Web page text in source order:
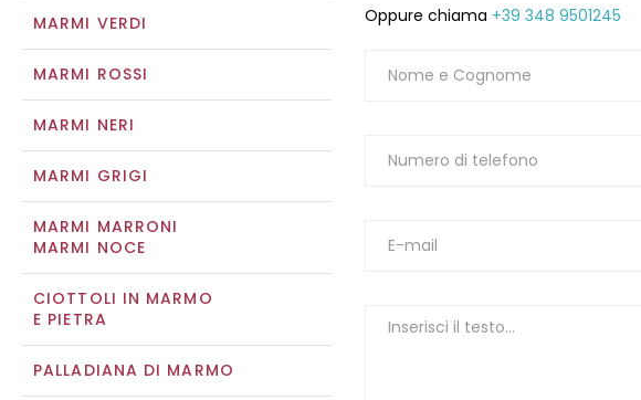
MARMI VERDI
MARMI ROSSI
MARMI NERI
MARMI GRIGI
MARMI MARRONI
MARMI NOCE
CIOTTOLI IN MARMO
E PIETRA
PALLADIANA DI MARMO
Oppure chiama +39 348 9501245